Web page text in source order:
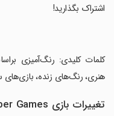
اشتراک بگذارید!
‏کلمات کلیدی: رنگ‌آمیزی
هنری، رنگ‌های زنده،